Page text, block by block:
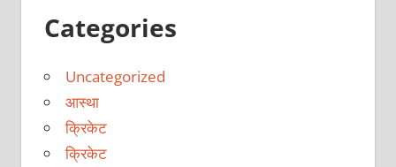
Categories
Uncategorized
आस्था
क्रिकेट
क्रिकेट